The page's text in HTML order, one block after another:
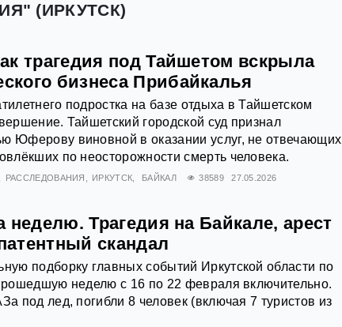
(ИРКУТСК)
трагедия под Тайшетом вскрыла
бизнеса Прибайкалья
подростка на базе отдыха в Тайшетском
Тайшетский городской суд признал
Юферову виновной в оказании услуг, не отвечающих
по неосторожности смерть человека.
РАССЛЕДОВАНИЯ ИРКУТСК БАЙКАЛ 38589 27.05.2026
неделю. Трагедия на Байкале, арест
скандал
подборку главных событий Иркутской области по
неделю с 16 по 22 февраля включительно.
под лед, погибли 8 человек (включая 7 туристов из